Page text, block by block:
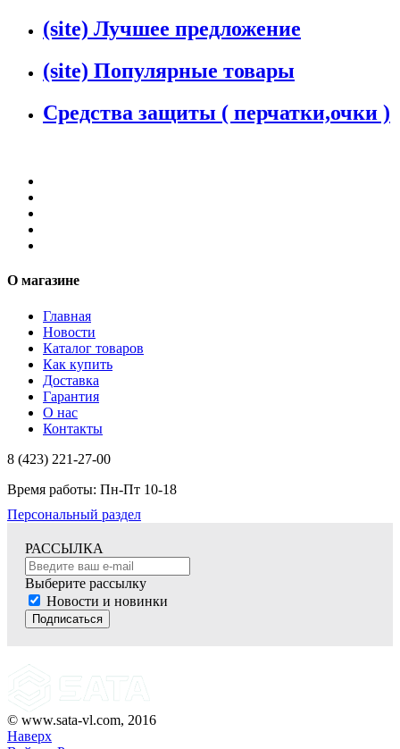
(site) Лучшее предложение
(site) Популярные товары
Средства защиты ( перчатки,очки )
О магазине
Главная
Новости
Каталог товаров
Как купить
Доставка
Гарантия
О нас
Контакты
8 (423) 221-27-00
Время работы: Пн-Пт 10-18
Персональный раздел
РАССЫЛКА
Выберите рассылку
Новости и новинки
Подписаться
© www.sata-vl.com, 2016
Наверх